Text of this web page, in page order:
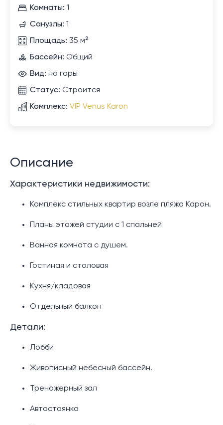
Комнаты: 1
Санузлы: 1
Площадь: 35 м²
Бассейн: Общий
Вид: на горы
Статус: Строится
Комплекс: VIP Venus Karon
Описание
Характеристики недвижимости:
Комплекс стильных квартир возле пляжа Карон.
Планы этажей студии с 1 спальней
Ванная комната с душем.
Гостиная и столовая
Кухня/кладовая
Отдельный балкон
Детали:
Лобби
Живописный небесный бассейн.
Тренажерный зал
Автостоянка